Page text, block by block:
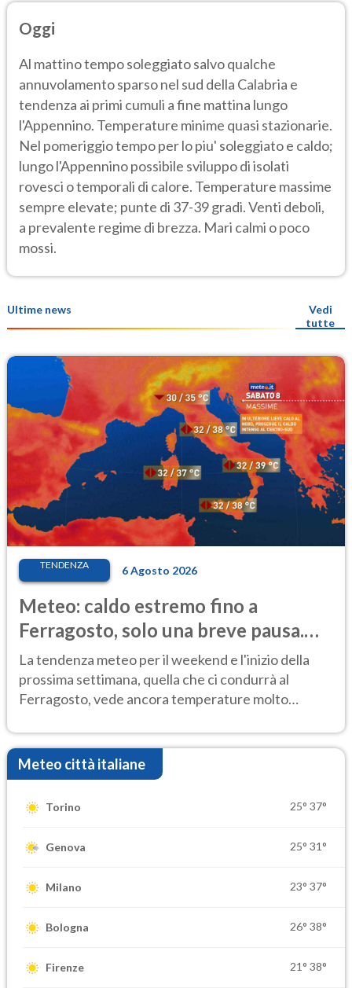
Oggi
Al mattino tempo soleggiato salvo qualche
annuvolamento sparso nel sud della Calabria e
tendenza ai primi cumuli a fine mattina lungo
l'Appennino. Temperature minime quasi stazionarie.
Nel pomeriggio tempo per lo piu' soleggiato e caldo;
lungo l'Appennino possibile sviluppo di isolati
rovesci o temporali di calore. Temperature massime
sempre elevate; punte di 37-39 gradi. Venti deboli,
a prevalente regime di brezza. Mari calmi o poco
mossi.
Ultime news
Vedi
tutte
TENDENZA 6 Agosto 2026
Meteo: caldo estremo fino a
Ferragosto, solo una breve pausa.
Ecco dove
La tendenza meteo per il weekend e l'inizio della
prossima settimana, quella che ci condurrà al
Ferragosto, vede ancora temperature molto
Meteo città italiane
Torino 25° 37°
Genova 25° 31°
Milano 23° 37°
Bologna 26° 38°
Firenze 21° 38°